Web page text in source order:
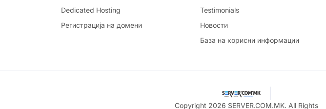
Dedicated Hosting
Регистрација на домени
Testimonials
Новости
База на корисни информации
Copyright 2026 SERVER.COM.MK. All Rights